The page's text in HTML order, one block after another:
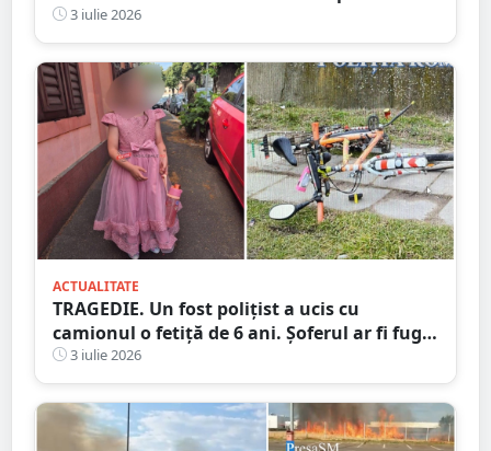
motorină
3 iulie 2026
ACTUALITATE
TRAGEDIE. Un fost polițist a ucis cu
camionul o fetiță de 6 ani. Șoferul ar fi fugit
de la locul accidentului
3 iulie 2026